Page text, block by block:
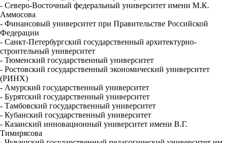
- Северо-Восточный федеральный университет имени М.К.
Аммосова
- Финансовый университет при Правительстве Российской
Федерации
- Санкт-Петербургский государственный архитектурно-
строительный университет
- Тюменский государственный университет
- Ростовский государственный экономический университет
(РИНХ)
- Амурский государственный университет
- Бурятский государственный университет
- Тамбовский государственный университет
- Кубанский государственный университет
- Казанский инновационный университет имени В.Г.
Тимирясова